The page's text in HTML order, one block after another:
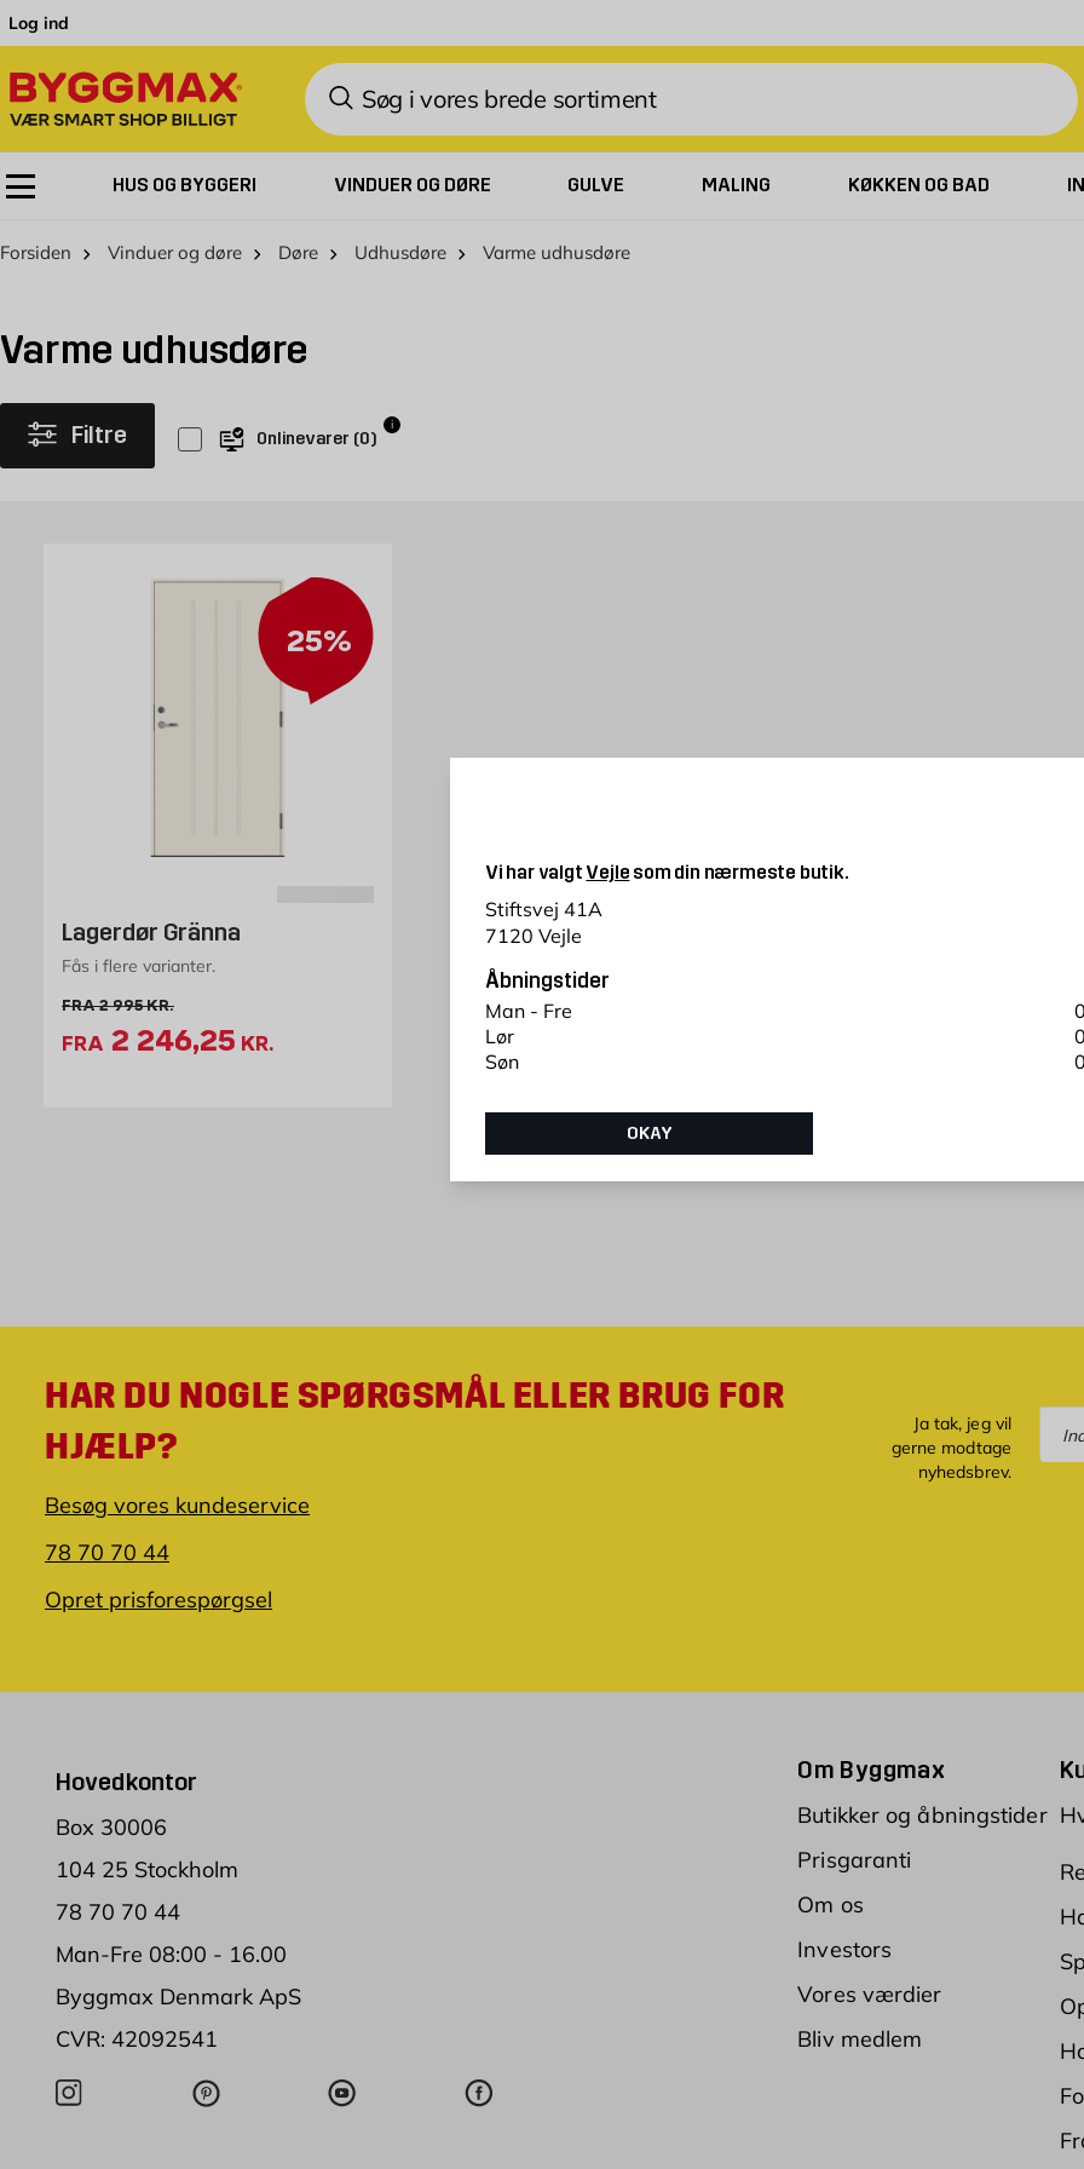
Log ind
Søg
Vi har valgt Vejle som din nærmeste butik.
Stiftsvej 41A
7120 Vejle
Åbningstider
Man - Fre
Lør
Søn
OKAY
HUS OG BYGGERI VINDUER OG DØRE GULVE MALING KØKKEN OG BAD
Forsiden Vinduer og døre Døre Udhusdøre Varme udhusdøre
Varme udhusdøre
Filtre Onlinevarer (0)
i
25%
Lagerdør Gränna
Fås i flere varianter.
FRAGammel pris 2995 kr. /stk
2 995KR.
FRA Tilbudspris 2246.25 kr. /stk
2 246,25 KR.
HAR DU NOGLE SPØRGSMÅL ELLER BRUG FOR
HJÆLP?
Besøg vores kundeservice
78 70 70 44
Opret prisforespørgsel
Ja tak, jeg vil
gerne modtage
nyhedsbrev.
Hovedkontor
Box 30006
104 25 Stockholm
78 70 70 44
Man-Fre 08:00 - 16.00
Byggmax Denmark ApS
CVR: 42092541
Om Byggmax
Butikker og åbningstider
Prisgaranti
Om os
Investors
Vores værdier
Bliv medlem